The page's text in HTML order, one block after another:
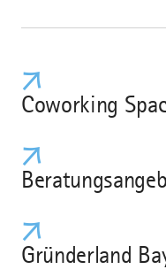
Coworking
Gründerland